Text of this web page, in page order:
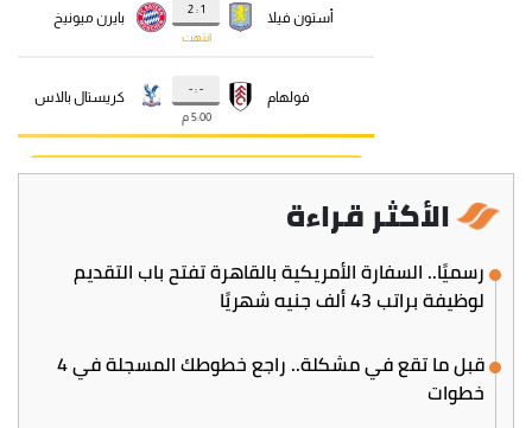
الأكثر قراءة
رسميًا.. السفارة الأمريكية بالقاهرة تفتح باب التقديم
لوظيفة براتب 43 ألف جنيه شهريًا
قبل ما تقع في مشكلة.. راجع خطوطك المسجلة في 4
خطوات